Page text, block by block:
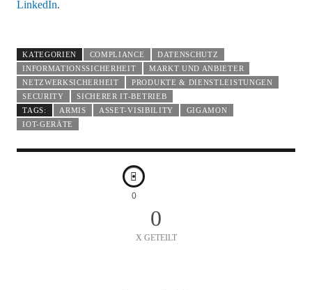
LinkedIn.
KATEGORIEN COMPLIANCE
DATENSCHUTZ
INFORMATIONSSICHERHEIT
MARKT UND ANBIETER
NETZWERKSICHERHEIT
PRODUKTE & DIENSTLEISTUNGEN
SECURITY
SICHERER IT-BETRIEB
TAGS:
ARMIS ASSET-VISIBILITY
GIGAMON
IOT-GERÄTE
0
0
X GETEILT